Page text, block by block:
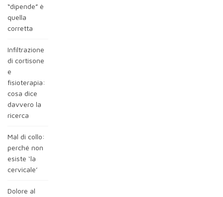
“dipende” è
quella
corretta
Infiltrazione
di cortisone
e
fisioterapia:
cosa dice
davvero la
ricerca
Mal di collo:
perché non
esiste ‘la
cervicale’
Dolore al